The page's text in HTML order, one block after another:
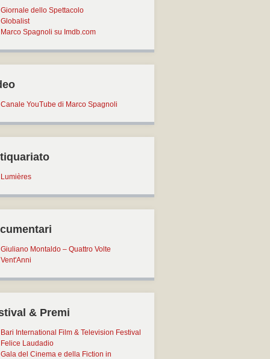
Giornale dello Spettacolo
Globalist
Marco Spagnoli su Imdb.com
Canale YouTube di Marco Spagnoli
Lumières
Giuliano Montaldo – Quattro Volte
Vent'Anni
& Premi
Bari International Film & Television Festival
Felice Laudadio
Gala del Cinema e della Fiction in